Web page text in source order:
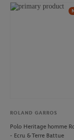
ROLAND GARROS
Polo Heritage homme
- Ecru & Terre Battue